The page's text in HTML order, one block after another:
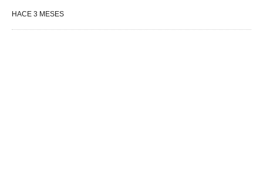
HACE 3 MESES